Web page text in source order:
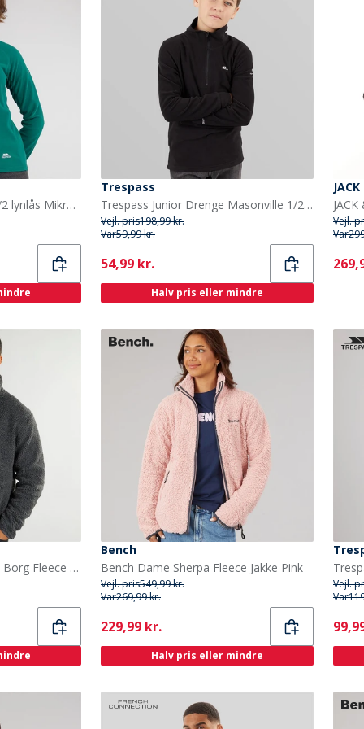
Trespass Dame Shiner 1/2 lynlås Mikro Fleece Teal
Trespass
Trespass Junior Drenge Masonville 1/2 Lynlås Mikro Fleece Sort
Vejl. pris198,99 kr.
Var59,99 kr.
Current
54,99 kr.
Halv pris eller mindre
Vejl.
Var
French Connection Herre Borg Fleece med Høj Hals Mørkegrå Mel
Bench
Bench Dame Sherpa Fleece Jakke Pink
Vejl. pris549,99 kr.
Var269,99 kr.
Current
229,99 kr.
Halv pris eller mindre
Vejl.
Var